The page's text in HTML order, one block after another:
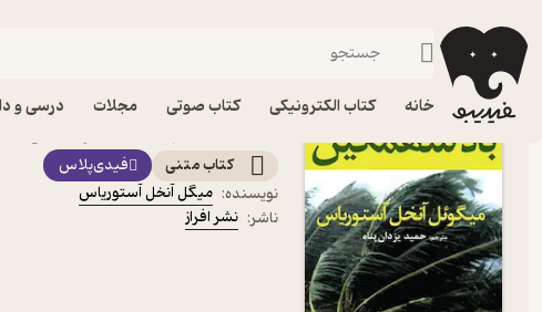
خانه کتاب الکترونیکی کتاب صوتی مجلات درسی و
فیدیبو کتاب الکترونیکی
کتاب متنی
فیدی‌پلاس
نویسنده: میگل آنخل آستوریاس
ناشر: نشر افراز